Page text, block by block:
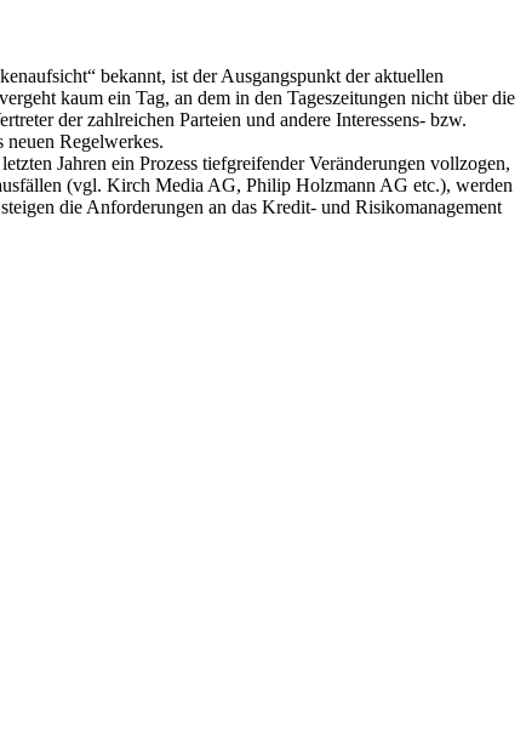
bekannt, ist der Ausgangspunkt der aktuellen
kaum ein Tag, an dem in den Tageszeitungen nicht über die
der zahlreichen Parteien und andere Interessens- bzw.
Regelwerkes.
Jahren ein Prozess tiefgreifender Veränderungen vollzogen,
(vgl. Kirch Media AG, Philip Holzmann AG etc.), werden
die Anforderungen an das Kredit- und Risikomanagement